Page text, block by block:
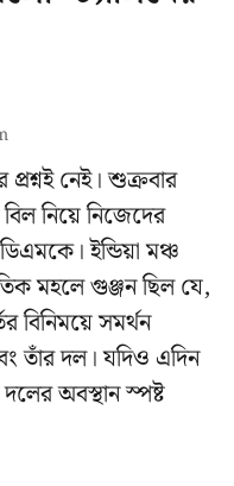
নেই। শুক্রবার
বিল নিয়ে নিজেদের
ইন্ডিয়া মঞ্চ
মহলে গুঞ্জন ছিল যে,
বিনিময়ে সমর্থন
তাঁর দল। যদিও এদিন
অবস্থান স্পষ্ট